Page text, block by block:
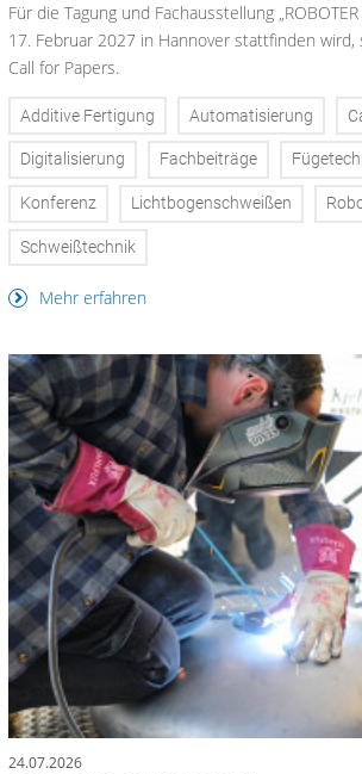
Für die Tagung und Fachausstellung
17. Februar 2027 in Hannover stattfinden
Call for Papers.
Additive Fertigung Automatisierung
Digitalisierung Fachbeiträge
Konferenz Lichtbogenschweißen
Schweißtechnik
Mehr erfahren
24.07.2026